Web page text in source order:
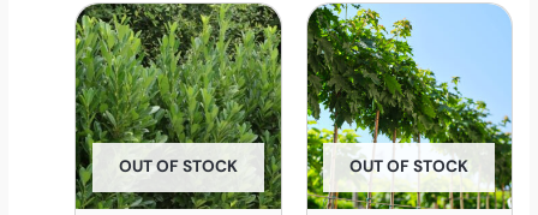
OUT OF STOCK
Ta
izdelek
ima
več
različic.
Možnosti
lahko
OUT OF STOCK